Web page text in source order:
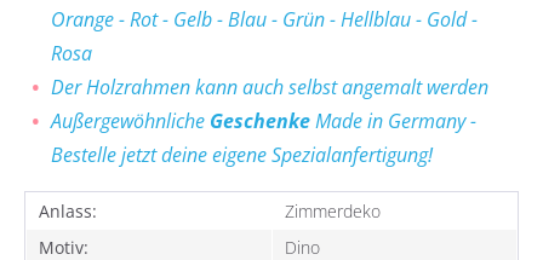
Orange - Rot - Gelb - Blau - Grün - Hellblau - Gold -
Rosa
Der Holzrahmen kann auch selbst angemalt werden
Außergewöhnliche GeschenkeMade in Germany -
Bestelle jetzt deine eigene Spezialanfertigung!
Anlass:
Zimmerdeko
Motiv:
Dino